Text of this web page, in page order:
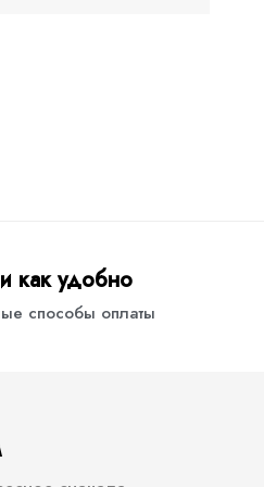
как удобно
способы оплаты